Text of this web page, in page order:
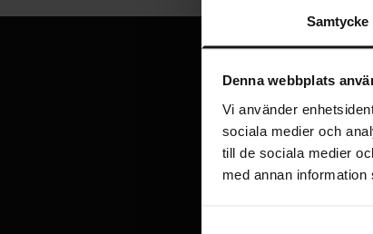
Samtycke
Denna webbplats
Vi använder
sociala medier och
till de sociala medier
med annan